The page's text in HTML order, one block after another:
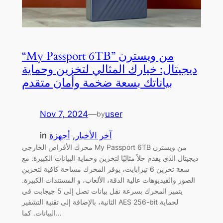
“My Passport 6TB” من ويسترن
ديجيتال: خيارك المثالي لتخزين وحماية
بياناتك بسعة ضخمة وأمان متقدم
Nov 7, 2024—byuser
in آخر الأخبار , أجهزة
محرك الأقراص الخارجي My Passport 6TB من ويسترن
ديجيتال الذي يقدم حلاً مثاليًا لتخزين وحماية البيانات الكبيرة. مع
سعة تخزين 6 تيرابايت، يوفر المحرك مساحة كافية لتخزين
الصور والفيديوهات عالية الدقة، الألعاب، و المستندات الكبيرة.
يتميز المحرك بسرعة نقل بيانات تصل إلى 5 جيجابت في
الثانية، بالإضافة إلى تقنية التشفير AES 256-bit لحماية
البيانات. كما…